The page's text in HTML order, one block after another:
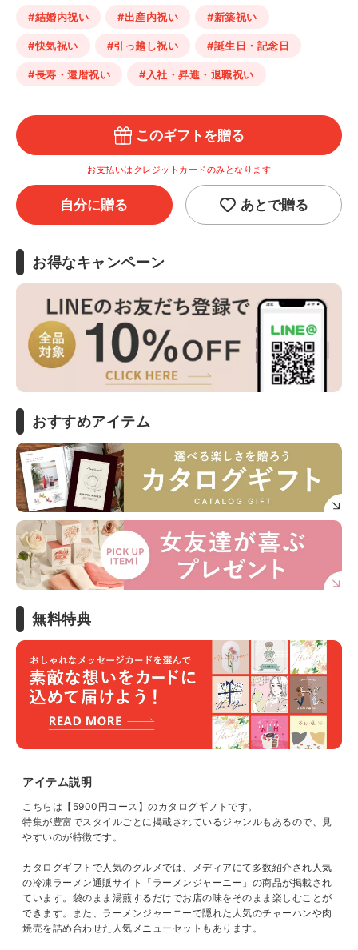
#結婚内祝い #出産内祝い #新築祝い
#快気祝い #引っ越し祝い #誕生日・記念日
#長寿・還暦祝い #入社・昇進・退職祝い
このギフトを贈る
お支払いはクレジットカードのみとなります
自分に贈る あとで贈る
お得なキャンペーン
おすすめアイテム
無料特典
アイテム説明
こちらは【5900円コース】のカタログギフトです。
特集が豊富でスタイルごとに掲載されているジャンルもあるので、見
やすいのが特徴です。
カタログギフトで人気のグルメでは、メディアにて多数紹介され人気
の冷凍ラーメン通販サイト「ラーメンジャーニー」の商品が掲載され
ています。袋のまま湯煎するだけでお店の味をそのまま楽しむことが
できます。また、ラーメンジャーニーで隠れた人気のチャーハンや肉
焼売を詰め合わせた人気メニューセットもあります。